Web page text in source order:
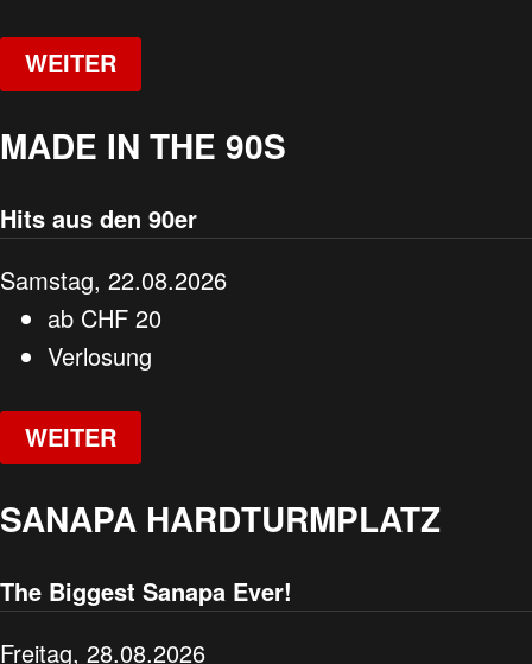
WEITER
MADE IN THE 90S
Hits aus den 90er
Samstag, 22.08.2026
ab CHF 20
Verlosung
WEITER
SANAPA HARDTURMPLATZ
The Biggest Sanapa Ever!
Freitag, 28.08.2026